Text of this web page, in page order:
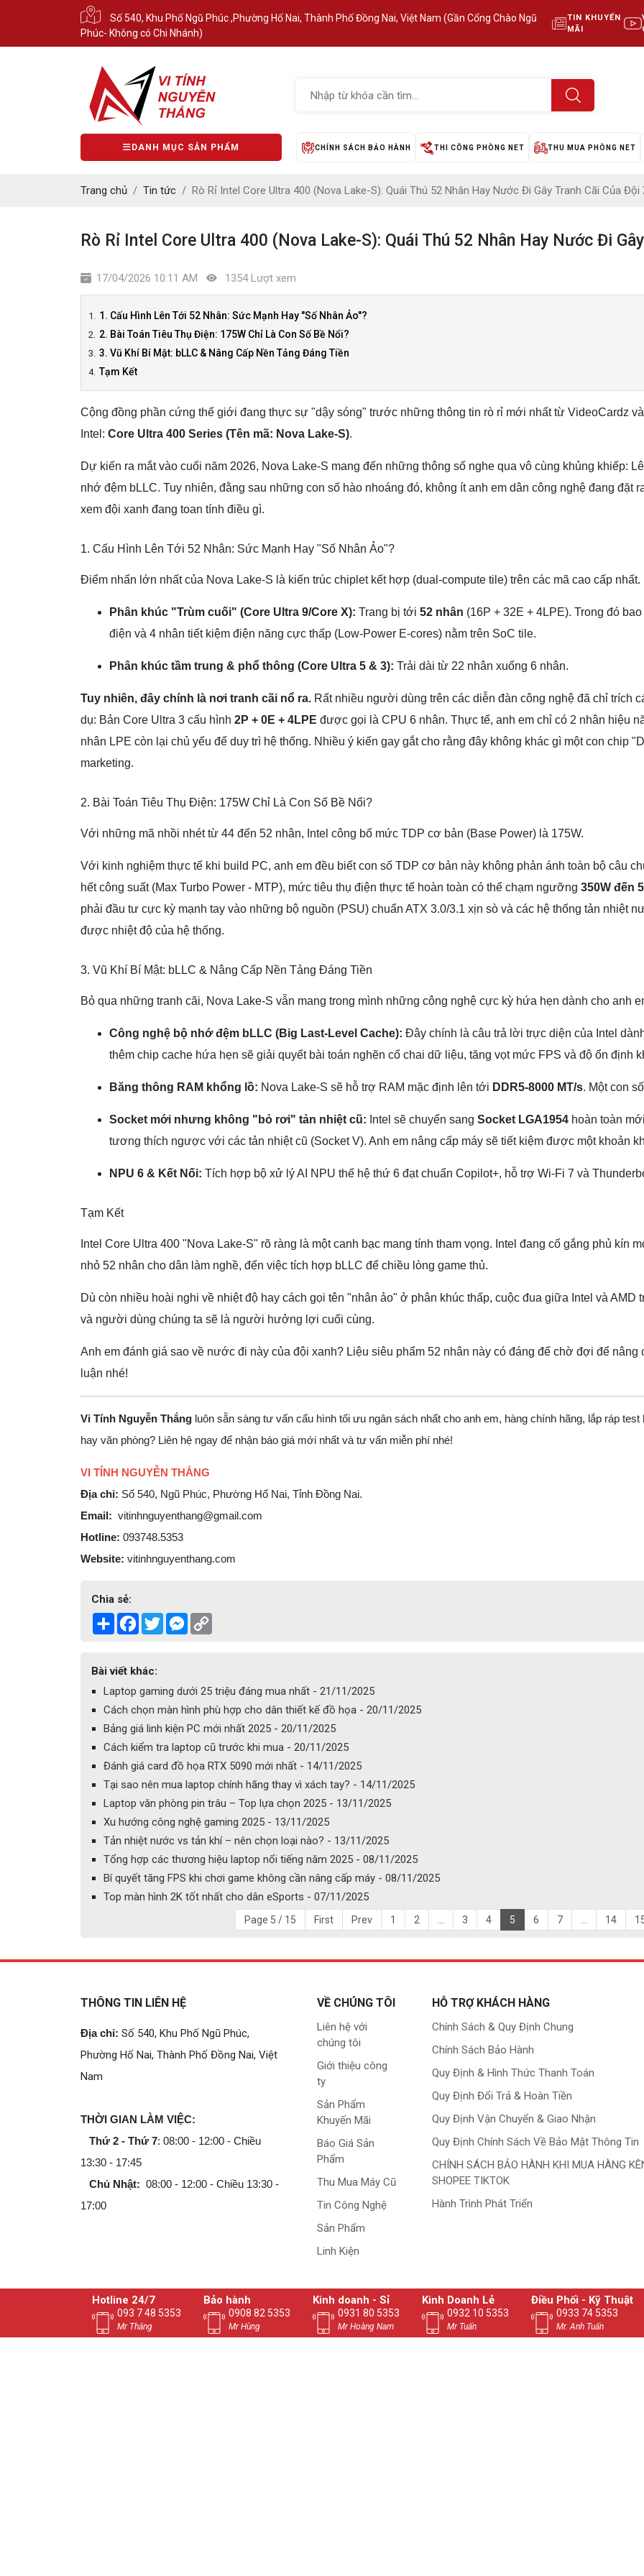
Số 540, Khu Phố Ngũ Phúc ,Phường Hố Nai, Thành Phố Đồng Nai, Việt Nam (Gần Cổng Chào Ngũ
Phúc- Không có Chi Nhánh)
TIN KHUYẾN
MÃI
DANH MỤC SẢN PHẨM CHÍNH SÁCH BẢO HÀNH THI CÔNG PHÒNG NET THU MUA PHÒNG NET
Trang chủ Tin tức Rò Rỉ Intel Core Ultra 400 (Nova Lake-S): Quái Thú 52 Nhân Hay Nước Đi Gây Tranh Cãi Của Đội
Rò Rỉ Intel Core Ultra 400 (Nova Lake-S): Quái Thú 52 Nhân Hay Nước Đi
17/04/2026 10:11 AM 1354 Lượt xem
1. Cấu Hình Lên Tới 52 Nhân: Sức Mạnh Hay "Số Nhân Ảo"?
2. Bài Toán Tiêu Thụ Điện: 175W Chỉ Là Con Số Bề Nổi?
3. Vũ Khí Bí Mật: bLLC & Nâng Cấp Nền Tảng Đáng Tiền
Tạm Kết
Cộng đồng phần cứng thế giới đang thực sự "dậy sóng" trước những thông tin rò rỉ mới nhất từ VideoCardz
Intel: Core Ultra 400 Series (Tên mã: Nova Lake-S).
Dự kiến ra mắt vào cuối năm 2026, Nova Lake-S mang đến những thông số nghe qua vô cùng khủng khiếp:
nhớ đệm bLLC. Tuy nhiên, đằng sau những con số hào nhoáng đó, không ít anh em dân công nghệ đang đặt
xem đội xanh đang toan tính điều gì.
1. Cấu Hình Lên Tới 52 Nhân: Sức Mạnh Hay "Số Nhân Ảo"?
Điểm nhấn lớn nhất của Nova Lake-S là kiến trúc chiplet kết hợp (dual-compute tile) trên các mã cao cấp nhất.
Phân khúc "Trùm cuối" (Core Ultra 9/Core X): Trang bị tới 52 nhân (16P + 32E + 4LPE). Trong đó
điện và 4 nhân tiết kiệm điện năng cực thấp (Low-Power E-cores) nằm trên SoC tile.
Phân khúc tầm trung & phổ thông (Core Ultra 5 & 3): Trải dài từ 22 nhân xuống 6 nhân.
Tuy nhiên, đây chính là nơi tranh cãi nổ ra. Rất nhiều người dùng trên các diễn đàn công nghệ đã chỉ trích
dụ: Bản Core Ultra 3 cấu hình 2P + 0E + 4LPE được gọi là CPU 6 nhân. Thực tế, anh em chỉ có 2 nhân hiệu
nhân LPE còn lại chủ yếu để duy trì hệ thống. Nhiều ý kiến gay gắt cho rằng đây không khác gì một con chip
marketing.
2. Bài Toán Tiêu Thụ Điện: 175W Chỉ Là Con Số Bề Nổi?
Với những mã nhồi nhét từ 44 đến 52 nhân, Intel công bố mức TDP cơ bản (Base Power) là 175W.
Với kinh nghiệm thực tế khi build PC, anh em đều biết con số TDP cơ bản này không phản ánh toàn bộ câu
hết công suất (Max Turbo Power - MTP), mức tiêu thụ điện thực tế hoàn toàn có thể chạm ngưỡng 350W đến
phải đầu tư cực kỳ mạnh tay vào những bộ nguồn (PSU) chuẩn ATX 3.0/3.1 xịn sò và các hệ thống tản nhiệt
được nhiệt độ của hệ thống.
3. Vũ Khí Bí Mật: bLLC & Nâng Cấp Nền Tảng Đáng Tiền
Bỏ qua những tranh cãi, Nova Lake-S vẫn mang trong mình những công nghệ cực kỳ hứa hẹn dành cho anh
Công nghệ bộ nhớ đệm bLLC (Big Last-Level Cache): Đây chính là câu trả lời trực diện của Intel
thêm chip cache hứa hẹn sẽ giải quyết bài toán nghẽn cổ chai dữ liệu, tăng vọt mức FPS và độ ổn định
Băng thông RAM khổng lồ: Nova Lake-S sẽ hỗ trợ RAM mặc định lên tới DDR5-8000 MT/s. Một con
Socket mới nhưng không "bỏ rơi" tản nhiệt cũ: Intel sẽ chuyển sang Socket LGA1954 hoàn toàn
tương thích ngược với các tản nhiệt cũ (Socket V). Anh em nâng cấp máy sẽ tiết kiệm được một khoản
NPU 6 & Kết Nối: Tích hợp bộ xử lý AI NPU thế hệ thứ 6 đạt chuẩn Copilot+, hỗ trợ Wi-Fi 7 và
Tạm Kết
Intel Core Ultra 400 "Nova Lake-S" rõ ràng là một canh bạc mang tính tham vọng. Intel đang cố gắng phủ kín
nhỏ 52 nhân cho dân làm nghề, đến việc tích hợp bLLC để chiều lòng game thủ.
Dù còn nhiều hoài nghi về nhiệt độ hay cách gọi tên "nhân ảo" ở phân khúc thấp, cuộc đua giữa Intel và AMD
và người dùng chúng ta sẽ là người hưởng lợi cuối cùng.
Anh em đánh giá sao về nước đi này của đội xanh? Liệu siêu phẩm 52 nhân này có đáng để chờ đợi để nâng
luận nhé!
Vi Tính Nguyễn Thắng luôn sẵn sàng tư vấn cấu hình tối ưu ngân sách nhất cho anh em, hàng chính hãng, lắp ráp
hay văn phòng? Liên hệ ngay để nhận báo giá mới nhất và tư vấn miễn phí nhé!
VI TÍNH NGUYỄN THẮNG
Địa chỉ: Số 540, Ngũ Phúc, Phường Hố Nai, Tỉnh Đồng Nai.
Email: vitinhnguyenthang@gmail.com
Hotline: 093748.5353
Website: vitinhnguyenthang.com
Chia sẻ:
Share Facebook
TwitterMessenger
Bài viết khác:
Laptop gaming dưới 25 triệu đáng mua nhất - 21/11/2025
Cách chọn màn hình phù hợp cho dân thiết kế đồ họa - 20/11/2025
Bảng giá linh kiện PC mới nhất 2025 - 20/11/2025
Cách kiểm tra laptop cũ trước khi mua - 20/11/2025
Đánh giá card đồ họa RTX 5090 mới nhất - 14/11/2025
Tại sao nên mua laptop chính hãng thay vì xách tay? - 14/11/2025
Laptop văn phòng pin trâu – Top lựa chọn 2025 - 13/11/2025
Xu hướng công nghệ gaming 2025 - 13/11/2025
Tản nhiệt nước vs tản khí – nên chọn loại nào? - 13/11/2025
Tổng hợp các thương hiệu laptop nổi tiếng năm 2025 - 08/11/2025
Bí quyết tăng FPS khi chơi game không cần nâng cấp máy - 08/11/2025
Top màn hình 2K tốt nhất cho dân eSports - 07/11/2025
Page 5 / 15 First Prev 1 2 ... 3 4 5 6 7 ... 14
THÔNG TIN LIÊN HỆ
Địa chỉ: Số 540, Khu Phố Ngũ Phúc,
Phường Hố Nai, Thành Phố Đồng Nai, Việt
Nam
THỜI GIAN LÀM VIỆC:
Thứ 2 - Thứ 7: 08:00 - 12:00 - Chiều
13:30 - 17:45
Chủ Nhật: 08:00 - 12:00 - Chiều 13:30 -
17:00
VỀ CHÚNG TÔI
Liên hệ với
chúng tôi
Giới thiệu công
ty
Sản Phẩm
Khuyến Mãi
Báo Giá Sản
Phẩm
Thu Mua Máy Cũ
Tin Công Nghệ
Sản Phẩm
Linh Kiện
HỖ TRỢ KHÁCH HÀNG
Chính Sách & Quy Định Chung
Chính Sách Bảo Hành
Quy Định & Hình Thức Thanh Toán
Quy Định Đổi Trả & Hoàn Tiền
Quy Định Vận Chuyển & Giao Nhận
Quy Định Chính Sách Về Bảo Mật Thông Tin
CHÍNH SÁCH BẢO HÀNH KHI MUA HÀNG
SHOPEE TIKTOK
Hành Trình Phát Triển
CHỨNG NHẬN ĐƠN VỊ VẬN CHUYỂN CÁCH THỨC THANH TOÁN
Hotline 24/7
093 7 48 5353
Mr Thắng
Bảo hành
0908 82 5353
Mr Hùng
Kinh doanh - Sỉ
0931 80 5353
Mr Hoàng Nam
Kinh Doanh Lẻ
0932 10 5353
Mr Tuấn
Điều Phối - Kỹ Thuật
0933 74 5353
Mr. Anh Tuấn